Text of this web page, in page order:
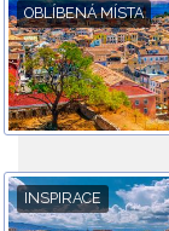
OBLÍBENÁ MÍSTA
INSPIRACE